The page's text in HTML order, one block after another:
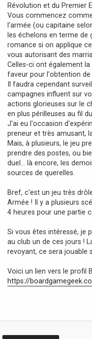
Révolution et du Premier
Vous commencez
l'armée (ou capitaine
les échelons en terme de
romance si on applique
vous autorisant des
Celles-ci ont également
faveur pour l'obtention de
Il faudra cependant
campagnes influent sur
actions glorieuses sur le
en plus périlleuses au fil
J'ai eu l'occasion
preneur et très amusant,
Mais, à plusieurs, le jeu
prendre des postes, ou
duel... là encore, les
sources de querelles.
Bref, c'est un jeu très
Armée ! Il y a plusieurs
4 heures pour une partie
Si vous êtes intéressé, je
au club un de ces jours !
revoyant, ce sera jouable
Voici un lien vers le profil
https://